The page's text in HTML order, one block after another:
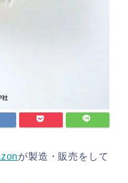
が製造・販売をして